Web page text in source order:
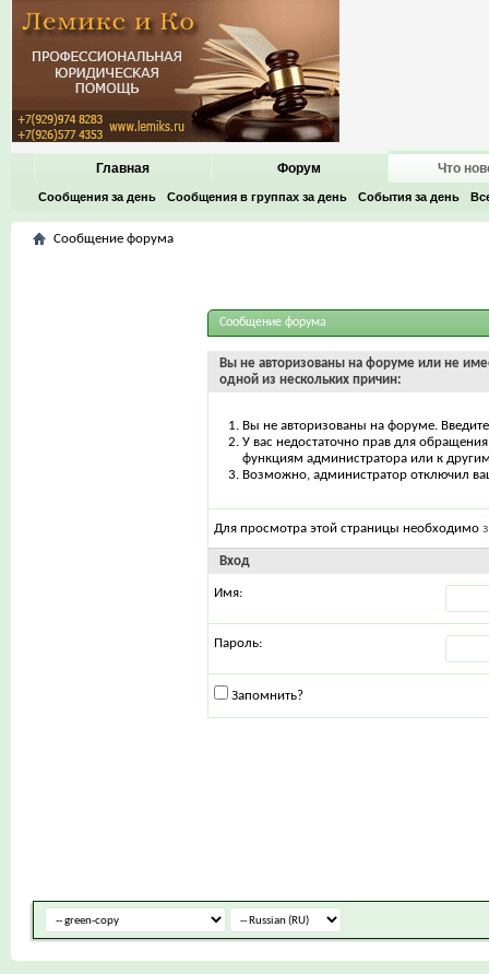
Главная Форум Что
Сообщения за день Сообщения в группах за день События за день
Сообщение форума
Сообщение форума
Вы не авторизованы на форуме или не
одной из нескольких причин:
Вы не авторизованы на форуме.
У вас недостаточно прав для
функциям администратора или к
Возможно, администратор отключил
Для просмотра этой страницы необходимо
Вход
Имя:
Пароль:
Запомнить?